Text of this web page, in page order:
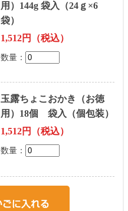
用）144g 袋入（24ｇ×6
袋）
1,512円（税込）
数量：
玉露ちょこおかき（お徳
用）18個 袋入（個包装）
1,512円（税込）
数量：